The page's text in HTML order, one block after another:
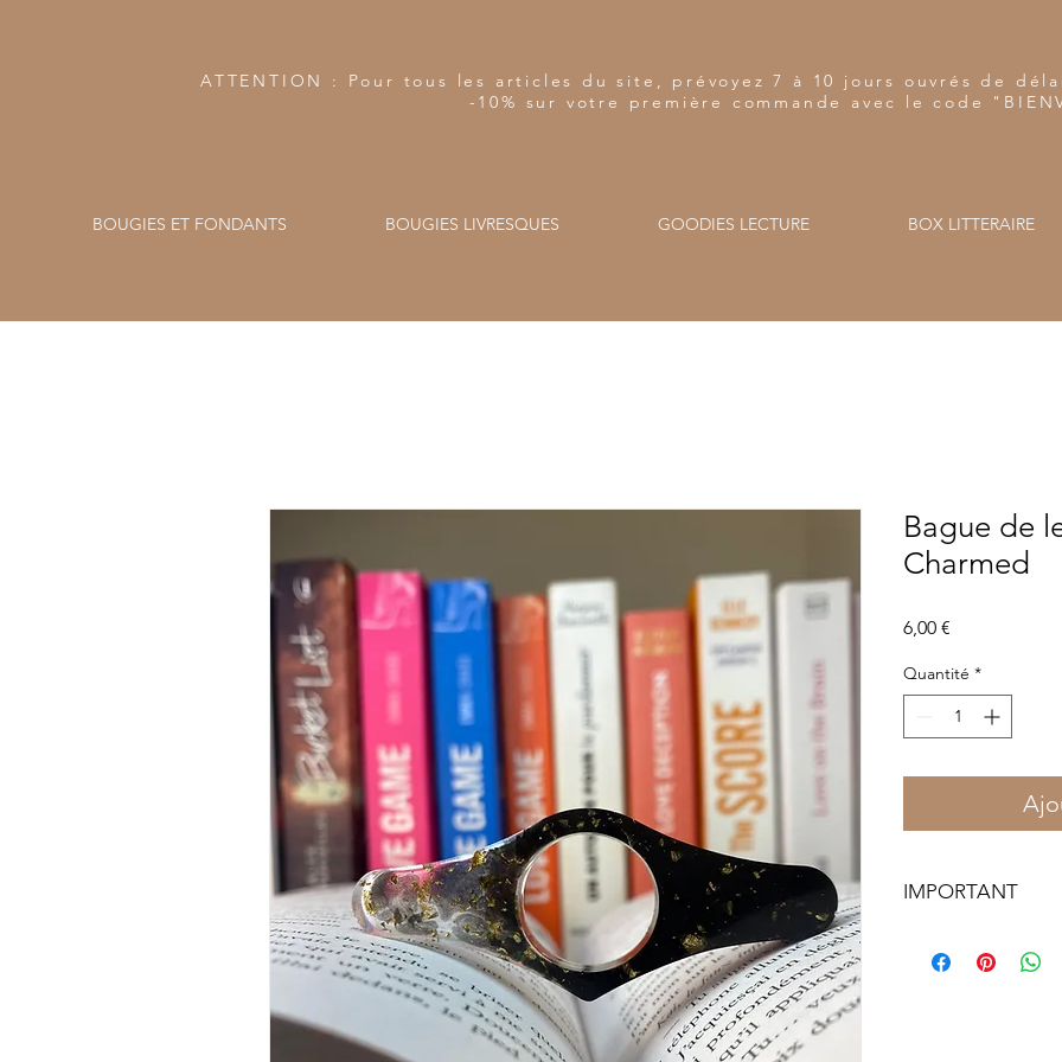
ATTENTION : Pour tous les articles du site, prévoyez 7 à 10 jours ouvrés de
-10% sur votre première commande avec le code
BOUGIES ET FONDANTS BOUGIES LIVRESQUES GOODIES LECTURE BOX LITTERAIRE
Bague de
Charmed
6,00 €
Quantité *
IMPORTANT
aléatoire parmi les